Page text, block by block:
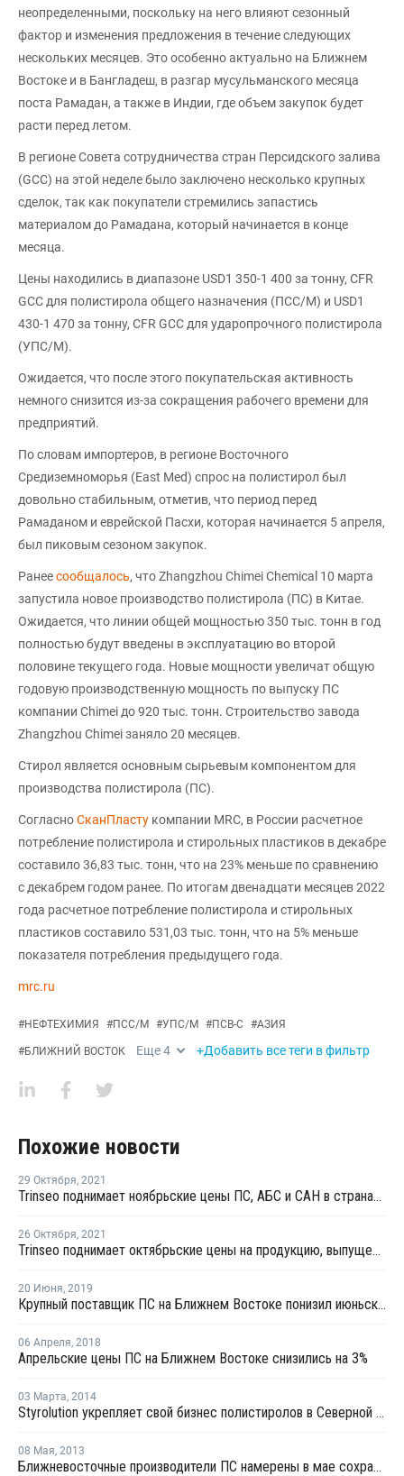
неопределенными, поскольку на него влияют сезонный
фактор и изменения предложения в течение следующих
нескольких месяцев. Это особенно актуально на Ближнем
Востоке и в Бангладеш, в разгар мусульманского месяца
поста Рамадан, а также в Индии, где объем закупок будет
расти перед летом.
В регионе Совета сотрудничества стран Персидского залива
(GCC) на этой неделе было заключено несколько крупных
сделок, так как покупатели стремились запастись
материалом до Рамадана, который начинается в конце
месяца.
Цены находились в диапазоне USD1 350-1 400 за тонну, CFR
GCC для полистирола общего назначения (ПСС/М) и USD1
430-1 470 за тонну, CFR GCC для ударопрочного полистирола
(УПС/М).
Ожидается, что после этого покупательская активность
немного снизится из-за сокращения рабочего времени для
предприятий.
По словам импортеров, в регионе Восточного
Средиземноморья (East Med) спрос на полистирол был
довольно стабильным, отметив, что период перед
Рамаданом и еврейской Пасхи, которая начинается 5 апреля,
был пиковым сезоном закупок.
Ранеесообщалось, что Zhangzhou Chimei Chemical 10 марта
запустила новое производство полистирола (ПС) в Китае.
Ожидается, что линии общей мощностью 350 тыс. тонн в год
полностью будут введены в эксплуатацию во второй
половине текущего года. Новые мощности увеличат общую
годовую производственную мощность по выпуску ПС
компании Chimei до 920 тыс. тонн. Строительство завода
Zhangzhou Chimei заняло 20 месяцев.
Стирол является основным сырьевым компонентом для
производства полистирола (ПС).
СогласноСканПласту компании MRC, в России расчетное
потребление полистирола и стирольных пластиков в декабре
составило 36,83 тыс. тонн, что на 23% меньше по сравнению
с декабрем годом ранее. По итогам двенадцати месяцев 2022
года расчетное потребление полистирола и стирольных
пластиков составило 531,03 тыс. тонн, что на 5% меньше
показателя потребления предыдущего года.
mrc.ru
#НЕФТЕХИМИЯ #ПСС/М #УПС/М #ПСВ-С #АЗИЯ
#БЛИЖНИЙ ВОСТОК Еще4 +Добавить все теги в фильтр
Похожие новости
29 Октября, 2021
Trinseo поднимает ноябрьские цены ПС, АБС и САН в странах Европы, Ближнего Востока и Африки
26 Октября, 2021
Trinseo поднимает октябрьские цены на продукцию, выпущенную в странах Европы, Ближнего Востока и Африки
20 Июня, 2019
Крупный поставщик ПС на Ближнем Востоке понизил июньские цены ПС в регионе
06 Апреля, 2018
Апрельские цены ПС на Ближнем Востоке снизились на 3%
03 Марта, 2014
Styrolution укрепляет свой бизнес полистиролов в Северной Америке
08 Мая, 2013
Ближневосточные производители ПС намерены в мае сохранить апрельские цены